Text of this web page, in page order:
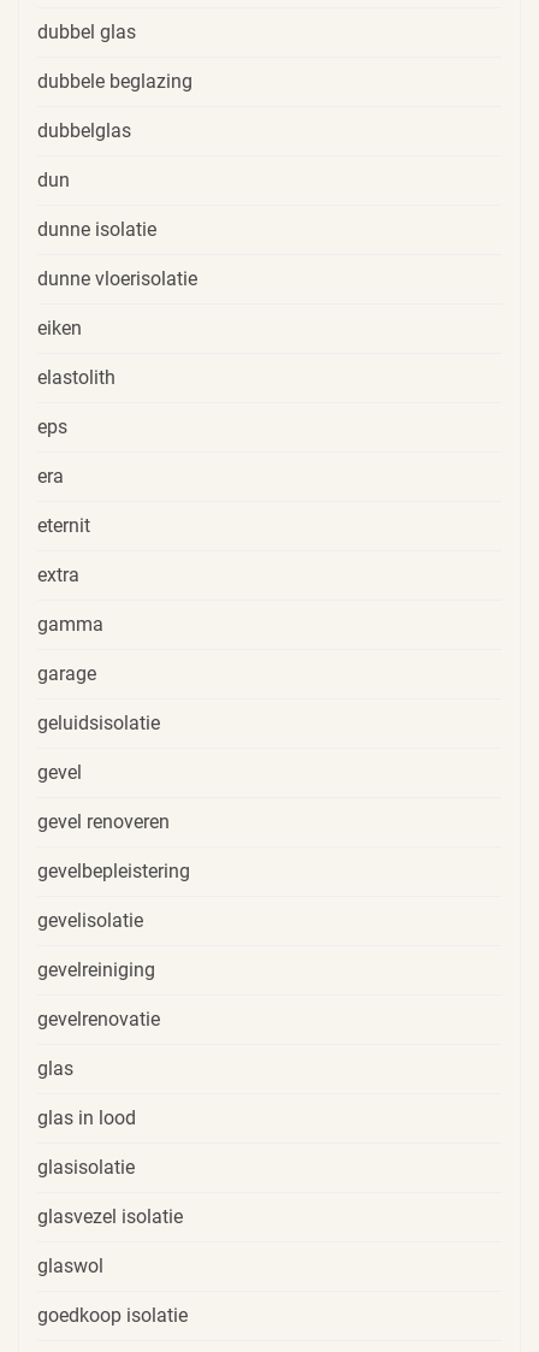
dubbel glas
dubbele beglazing
dubbelglas
dun
dunne isolatie
dunne vloerisolatie
eiken
elastolith
eps
era
eternit
extra
gamma
garage
geluidsisolatie
gevel
gevel renoveren
gevelbepleistering
gevelisolatie
gevelreiniging
gevelrenovatie
glas
glas in lood
glasisolatie
glasvezel isolatie
glaswol
goedkoop isolatie